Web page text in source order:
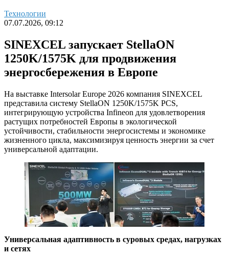
Технологии
07.07.2026, 09:12
SINEXCEL запускает StellaON
1250K/1575K для продвижения
энергосбережения в Европе
На выставке Intersolar Europe 2026 компания SINEXCEL
представила систему StellaON 1250K/1575K PCS,
интегрирующую устройства Infineon для удовлетворения
растущих потребностей Европы в экологической
устойчивости, стабильности энергосистемы и экономике
жизненного цикла, максимизируя ценность энергии за счет
универсальной адаптации.
Универсальная адаптивность в суровых средах, нагрузках
и сетях